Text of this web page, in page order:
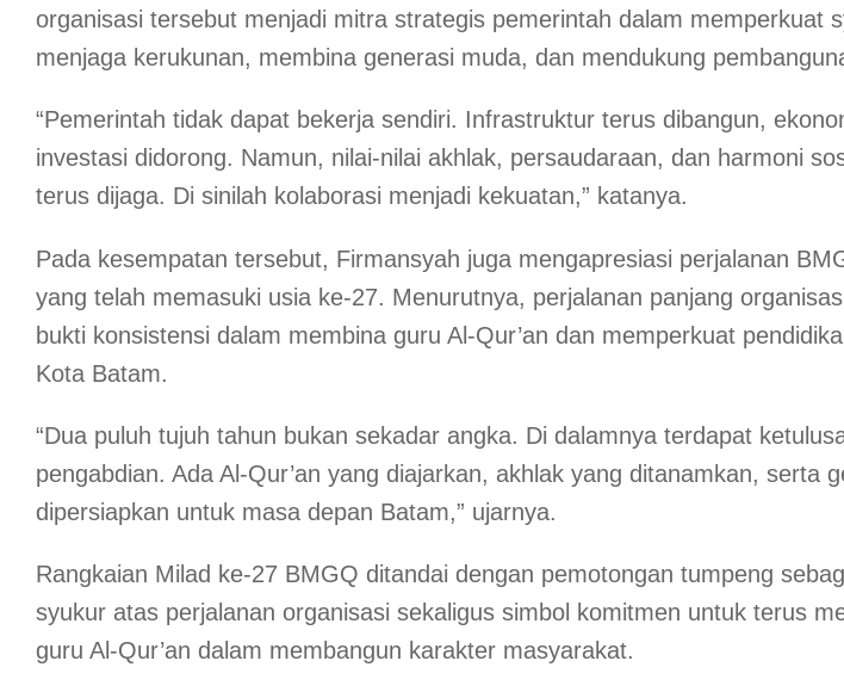
organisasi tersebut menjadi mitra strategis pemerintah dalam memperkuat
menjaga kerukunan, membina generasi muda, dan mendukung
“Pemerintah tidak dapat bekerja sendiri. Infrastruktur terus dibangun,
investasi didorong. Namun, nilai-nilai akhlak, persaudaraan, dan harmoni
terus dijaga. Di sinilah kolaborasi menjadi kekuatan,” katanya.
Pada kesempatan tersebut, Firmansyah juga mengapresiasi perjalanan
yang telah memasuki usia ke-27. Menurutnya, perjalanan panjang
bukti konsistensi dalam membina guru Al-Qur’an dan memperkuat
Kota Batam.
“Dua puluh tujuh tahun bukan sekadar angka. Di dalamnya terdapat
pengabdian. Ada Al-Qur’an yang diajarkan, akhlak yang ditanamkan, serta
dipersiapkan untuk masa depan Batam,” ujarnya.
Rangkaian Milad ke-27 BMGQ ditandai dengan pemotongan tumpeng
syukur atas perjalanan organisasi sekaligus simbol komitmen untuk terus
guru Al-Qur’an dalam membangun karakter masyarakat.